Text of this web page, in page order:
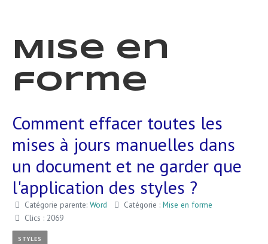
Mise en
forme
Comment effacer toutes les
mises à jours manuelles dans
un document et ne garder que
l'application des styles ?
Catégorie parente: Word Catégorie : Mise en forme
Clics : 2069
STYLES